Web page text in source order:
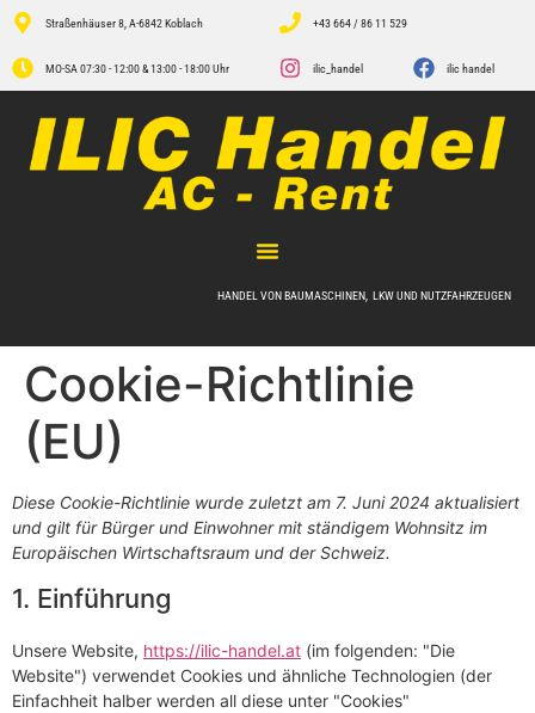
Straßenhäuser 8, A-6842 Koblach +43 664 / 86 11 529
MO-SA 07:30 - 12:00 & 13:00 - 18:00 Uhr ilic_handel ilic handel
HANDEL VON BAUMASCHINEN, LKW UND NUTZFAHRZEUGEN
Cookie-Richtlinie
(EU)
Diese Cookie-Richtlinie wurde zuletzt am 7. Juni 2024 aktualisiert
und gilt für Bürger und Einwohner mit ständigem Wohnsitz im
Europäischen Wirtschaftsraum und der Schweiz.
1. Einführung
Unsere Website, https://ilic-handel.at (im folgenden: "Die
Website") verwendet Cookies und ähnliche Technologien (der
Einfachheit halber werden all diese unter "Cookies"